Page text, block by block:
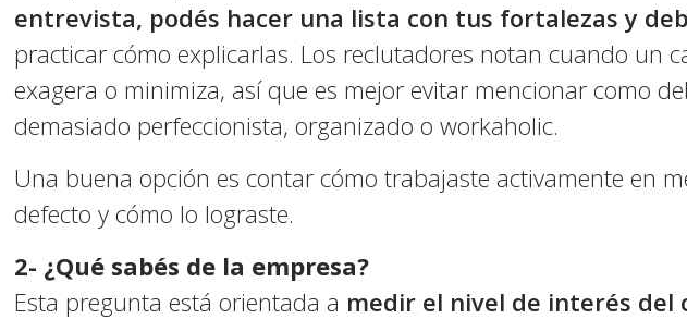
entrevista, podés hacer una lista con tus fortalezas y
practicar cómo explicarlas. Los reclutadores notan cuando un
exagera o minimiza, así que es mejor evitar mencionar como
demasiado perfeccionista, organizado o workaholic.
Una buena opción es contar cómo trabajaste activamente en
defecto y cómo lo lograste.
2- ¿Qué sabés de la empresa?
Esta pregunta está orientada a medir el nivel de interés del